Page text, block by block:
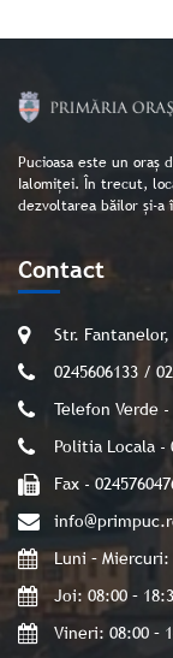
Pucioasa este un oraș
Ialomiței. În trecut,
dezvoltarea băilor și-a
Contact
Str.
0245606133 /
Telefon Verde -
Politia Locala -
Fax -
Luni – Miercuri:
Joi: 08:00 –
Vineri: 08:00 –